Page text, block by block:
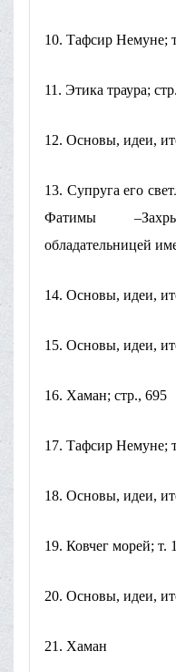
10. Тафсир Немуне;
11. Этика траура;
12. Основы, идеи,
13. Супруга его
Фатимы
обладательницей
14. Основы, идеи,
15. Основы, идеи,
16. Хаман; стр., 695
17. Тафсир Немуне;
18. Основы, идеи,
19. Ковчег морей; т.
20. Основы, идеи,
21. Хаман